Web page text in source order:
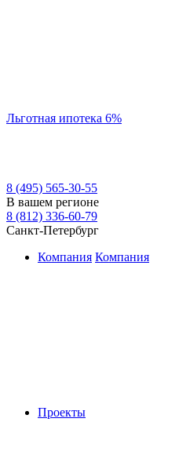
Льготная ипотека 6%
8 (495) 565-30-55
В вашем регионе
8 (812) 336-60-79
Санкт-Петербург
Компания Компания
Проекты